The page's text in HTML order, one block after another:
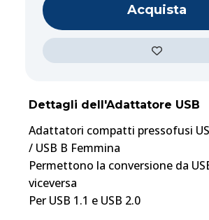
Acquista
Dettagli dell'Adattatore USB
Adattatori compatti pressofusi
/ USB B Femmina
Permettono la conversione da
viceversa
Per USB 1.1 e USB 2.0